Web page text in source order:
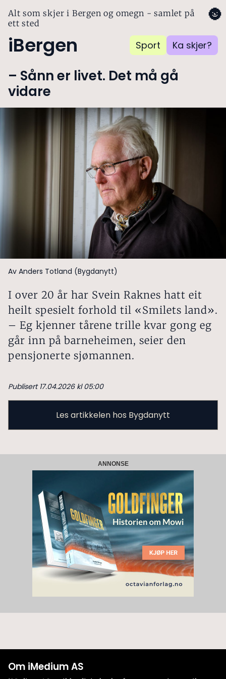
Alt som skjer i Bergen og omegn - samlet på
ett sted
iBergen Sport Ka skjer?
🌚
– Sånn er livet. Det må gå
vidare
Av Anders Totland (Bygdanytt)
I over 20 år har Svein Raknes hatt eit
heilt spesielt forhold til «Smilets land».
– Eg kjenner tårene trille kvar gong eg
går inn på barneheimen, seier den
pensjonerte sjømannen.
Publisert 17.04.2026 kl 05:00
Les artikkelen hos Bygdanytt
ANNONSE
Om iMedium AS